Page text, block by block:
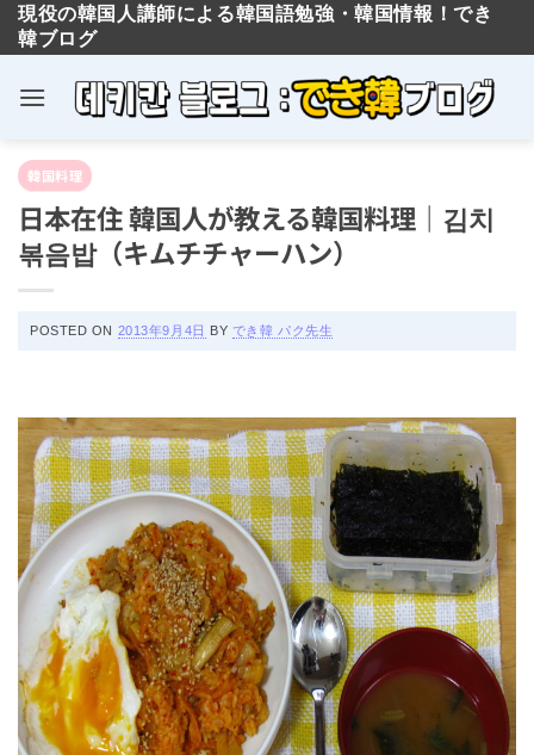
content
現役の韓国人講師による韓国語勉強・韓国情報！でき
韓ブログ
韓国料理
日本在住 韓国人が教える韓国料理｜김치
볶음밥（キムチチャーハン）
POSTED ON 2013年9月4日 BY でき韓 パク先生